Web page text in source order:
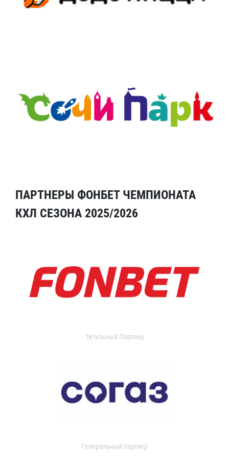
ПАРТНЕРЫ ФОНБЕТ ЧЕМПИОНАТА
КХЛ СЕЗОНА 2025/2026
Титульный Партнер
Генеральный партнер